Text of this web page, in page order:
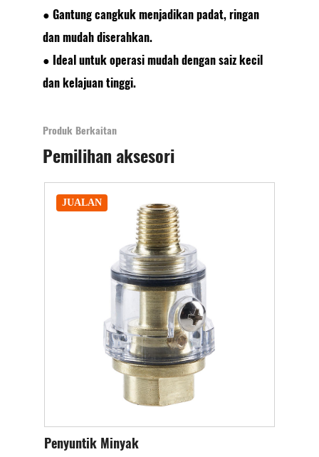
● Gantung cangkuk menjadikan padat, ringan
dan mudah diserahkan.
● Ideal untuk operasi mudah dengan saiz kecil
dan kelajuan tinggi.
Produk Berkaitan
Pemilihan aksesori
JUALAN
Penyuntik Minyak